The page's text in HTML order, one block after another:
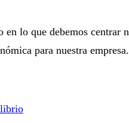
lo que debemos
para nuestra empresa.